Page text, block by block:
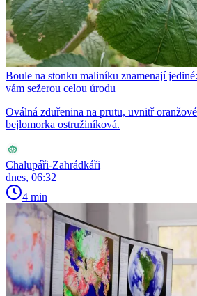
Boule na stonku maliníku znamenají
vám sežerou celou úrodu
Oválná zduřenina na prutu, uvnitř
bejlomorka ostružiníková.
Chalupáři-Zahrádkáři
dnes, 06:32
4 min